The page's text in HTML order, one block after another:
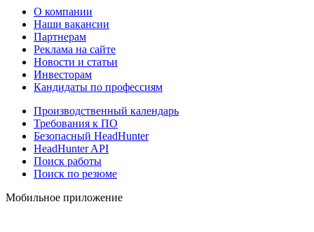
О компании
Наши вакансии
Партнерам
Реклама на сайте
Новости и статьи
Инвесторам
Кандидаты по профессиям
Производственный календарь
Требования к ПО
Безопасный HeadHunter
HeadHunter API
Поиск работы
Поиск по резюме
Мобильное приложение